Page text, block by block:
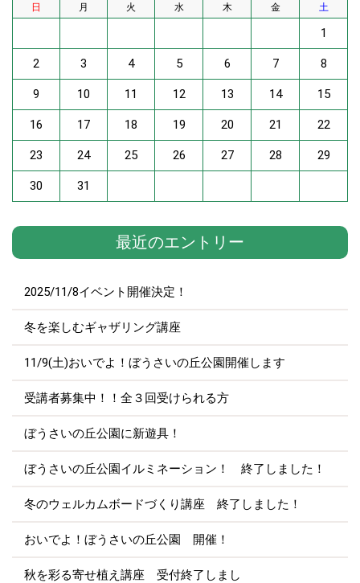
日 月 火 水 木 金 土
1
2 3 4 5 6 7 8
9 10 11 12 13 14 15
16 17 18 19 20 21 22
23 24 25 26 27 28 29
30 31
最近のエントリー
2025/11/8イベント開催決定！
冬を楽しむギャザリング講座
11/9(土)おいでよ！ぼうさいの丘公園開催します
受講者募集中！！全３回受けられる方
ぼうさいの丘公園に新遊具！
ぼうさいの丘公園イルミネーション！ 終了しました！
冬のウェルカムボードづくり講座 終了しました！
おいでよ！ぼうさいの丘公園 開催！
秋を彩る寄せ植え講座 受付終了しまし